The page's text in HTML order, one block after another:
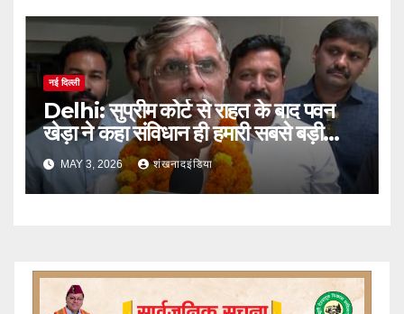
नई दिल्ली
Delhi: सुप्रीम कोर्ट से राहत के बाद पवन
खेड़ा ने कहा संविधान ही हमारी सबसे बड़ी
सुरक्षाMAY 3, 2026 शंखनादइंडिया